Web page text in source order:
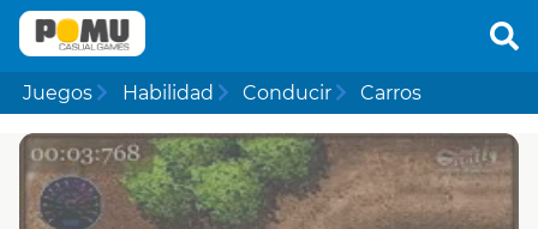
Juegos Habilidad Conducir Carros